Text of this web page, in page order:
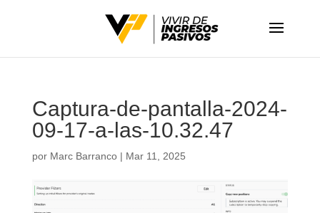
Captura-de-pantalla-2024-
09-17-a-las-10.32.47
por Marc Barranco| Mar 11, 2025